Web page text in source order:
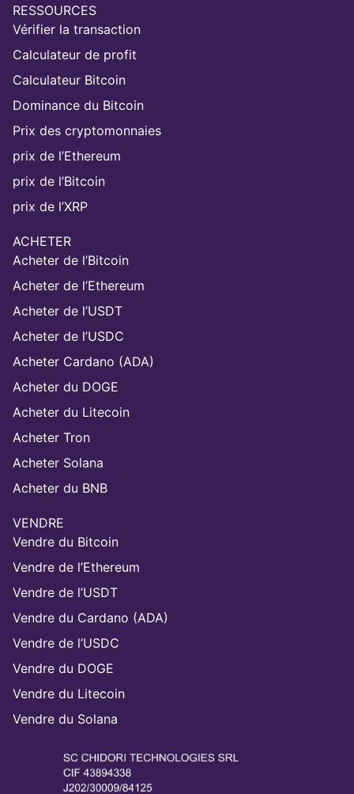
RESSOURCES
Vérifier la transaction
Calculateur de profit
Calculateur Bitcoin
Dominance du Bitcoin
Prix des cryptomonnaies
prix de l’Ethereum
prix de l’Bitcoin
prix de l’XRP
ACHETER
Acheter de l’Bitcoin
Acheter de l’Ethereum
Acheter de l’USDT
Acheter de l’USDC
Acheter Cardano (ADA)
Acheter du DOGE
Acheter du Litecoin
Acheter Tron
Acheter Solana
Acheter du BNB
VENDRE
Vendre du Bitcoin
Vendre de l’Ethereum
Vendre de l’USDT
Vendre du Cardano (ADA)
Vendre de l’USDC
Vendre du DOGE
Vendre du Litecoin
Vendre du Solana